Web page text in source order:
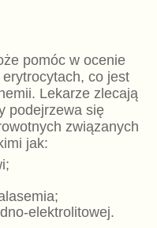
pomóc w ocenie
co jest
Lekarze zlecają
podejrzewa się
związanych
jak:
elektrolitowej.